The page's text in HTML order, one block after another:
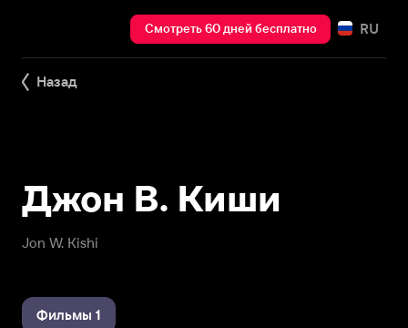
Смотреть 60 дней бесплатно RU
Назад
Jon W. Kishi
Джон В. Киши
Фильмы 1